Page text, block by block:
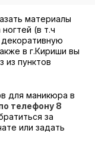
материалы
(в т.ч
в г.Кириши вы
из пунктов
для маникюра в
телефону 8
за
или задать